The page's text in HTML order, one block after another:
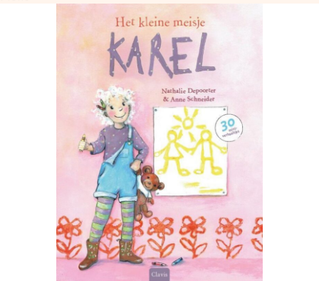
Wat is je e-mailadres? *
We gebruiken je gegevens om contact op te nemen, in
overeenstemming met ons
privacybeleid.